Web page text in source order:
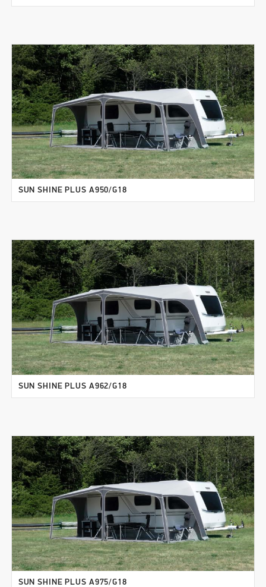
SUN SHINE PLUS A950/G18
SUN SHINE PLUS A962/G18
SUN SHINE PLUS A975/G18